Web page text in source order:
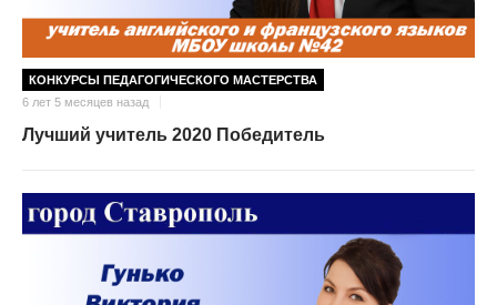
КОНКУРСЫ ПЕДАГОГИЧЕСКОГО МАСТЕРСТВА
6 лет 5 месяцев назад
Лучший учитель 2020 Победитель